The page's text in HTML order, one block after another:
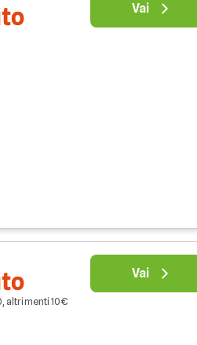
Vai
altrimenti 10€
Vai